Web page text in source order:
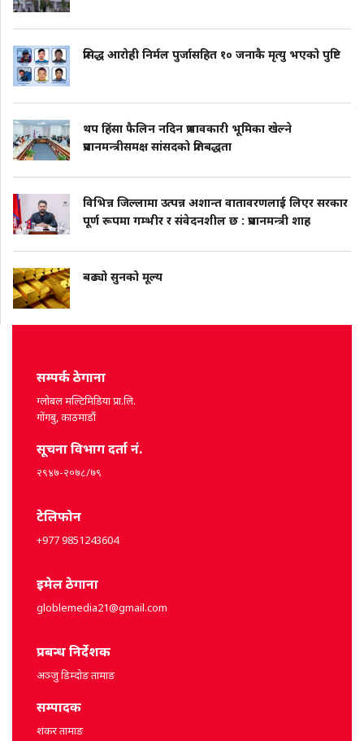
प्रसिद्ध आरोही निर्मल पुर्जासहित १० जनाकै मृत्यु भएको पुष्टि
थप हिंसा फैलिन नदिन प्रभावकारी भूमिका खेल्ने
प्रधानमन्त्रीसमक्ष सांसदको प्रतिबद्धता
विभिन्न जिल्लामा उत्पन्न अशान्त वातावरणलाई लिएर सरकार
पूर्ण रूपमा गम्भीर र संवेदनशील छ : प्रधानमन्त्री शाह
बढ्यो सुनको मूल्य
सम्पर्क ठेगाना
ग्लोबल मल्टिमिडिया प्रा.लि.
गोंगबु, काठमाडौं
सूचना विभाग दर्ता नं.
२९४७-२०७८/७९
टेलिफोन
+977 9851243604
इमेल ठेगाना
globlemedia21@gmail.com
प्रबन्ध निर्देशक
अञ्जु डिम्दोङ तामाङ
सम्पादक
शंकर तामाङ